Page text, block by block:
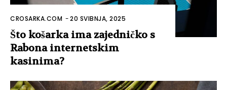
CROSARKA.COM -20 SVIBNJA, 2025
Što košarka ima zajedničko s
Rabona internetskim
kasinima?